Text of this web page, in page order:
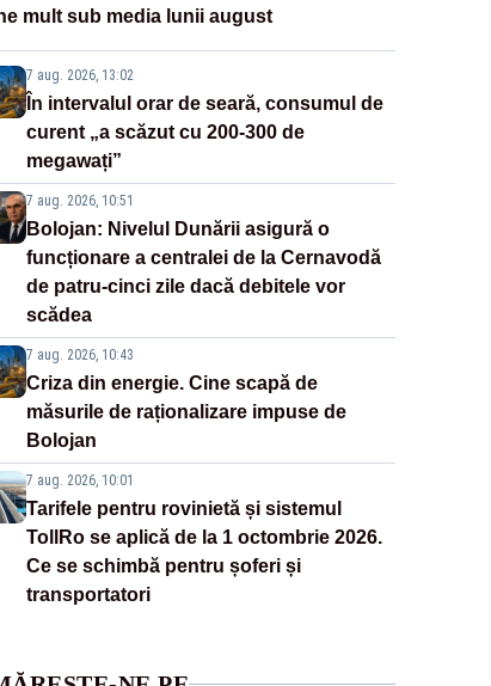
mult sub media lunii august
7 aug. 2026, 13:02
În intervalul orar de seară, consumul de
curent „a scăzut cu 200-300 de
megawați”
7 aug. 2026, 10:51
Bolojan: Nivelul Dunării asigură o
funcționare a centralei de la Cernavodă
de patru-cinci zile dacă debitele vor
scădea
7 aug. 2026, 10:43
Criza din energie. Cine scapă de
măsurile de raționalizare impuse de
Bolojan
7 aug. 2026, 10:01
Tarifele pentru rovinietă și sistemul
TollRo se aplică de la 1 octombrie 2026.
Ce se schimbă pentru șoferi și
transportatori